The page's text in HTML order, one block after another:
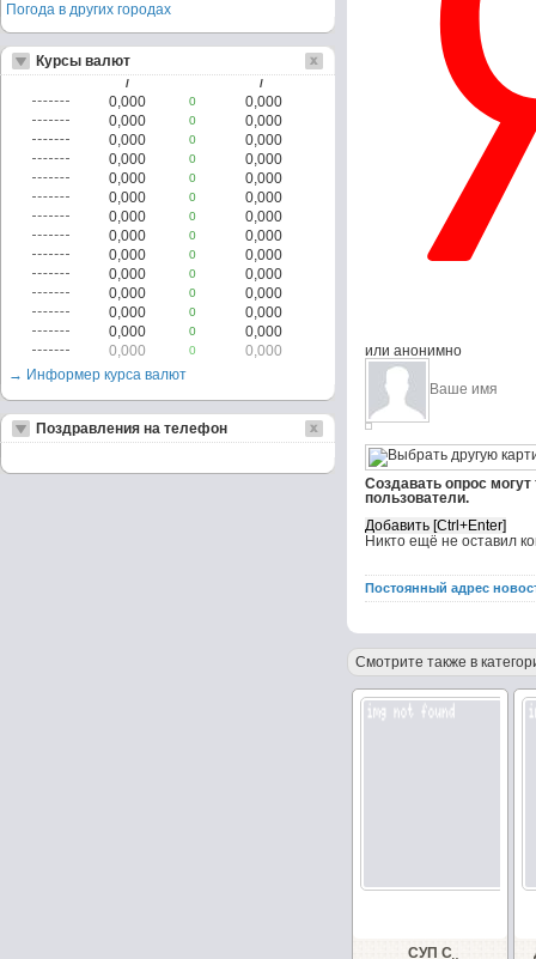
или анонимно
Создавать опрос
пользователи.
Никто ещё не оставил
Постоянный адрес
Смотрите также в
СУП С
Погода в других городах
Курсы валют
/ /
0,000 0
0,000
0,000
0
0,000
0,000
0
0,000
0,000
0
0,000
0,000
0
0,000
0,000
0
0,000
0,000
0
0,000
0,000
0
0,000
0,000
0
0,000
0,000
0
0,000
0,000
0
0,000
0,000
0
0,000
0,000
0
0,000
0,000
0
0,000
→ Информер курса валют
Поздравления на телефон